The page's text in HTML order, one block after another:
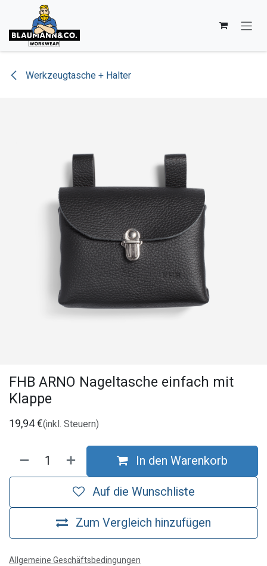
Zum Inhalt springen
Werkzeugtasche + Halter
FHB ARNO Nageltasche einfach mit
Klappe
19,94€(inkl. Steuern)
In den Warenkorb
Zum Vergleich hinzufügen
Auf die Wunschliste
Allgemeine Geschäftsbedingungen